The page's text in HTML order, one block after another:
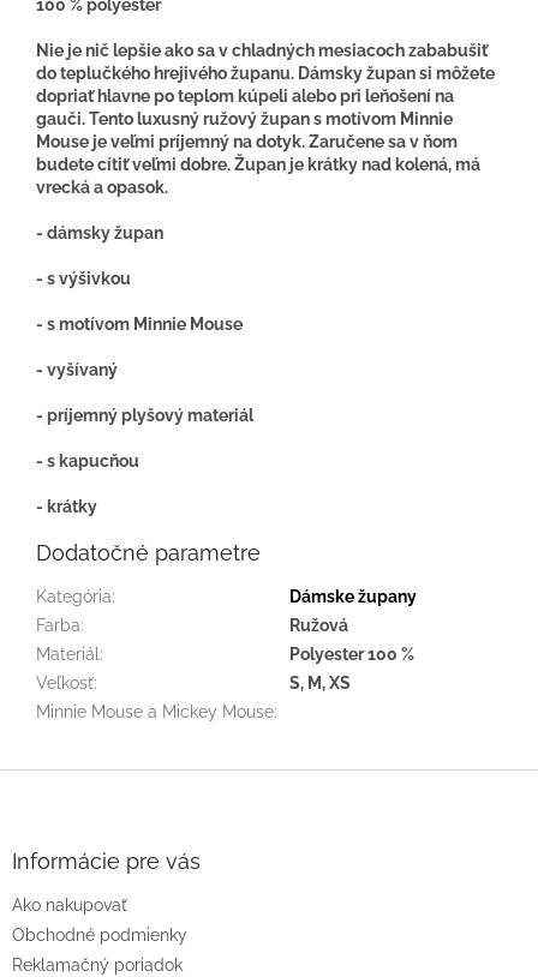
100 % polyester
Nie je nič lepšie ako sa v chladných mesiacoch zababušiť
do teplučkého hrejivého županu. Dámsky župan si môžete
dopriať hlavne po teplom kúpeli alebo pri leňošení na
gauči. Tento luxusný ružový župan s motívom Minnie
Mouse je veľmi príjemný na dotyk. Zaručene sa v ňom
budete cítiť veľmi dobre. Župan je krátky nad kolená, má
vrecká a opasok.
- dámsky župan
- s výšivkou
- s motívom Minnie Mouse
- vyšívaný
- príjemný plyšový materiál
- s kapucňou
- krátky
Dodatočné parametre
Kategória:
Dámske župany
Farba:
Ružová
Materiál:
Polyester 100 %
Veľkosť:
S, M, XS
Minnie Mouse a Mickey Mouse:
e
Informácie pre vás
Ako nakupovať
Obchodné podmienky
Reklamačný poriadok